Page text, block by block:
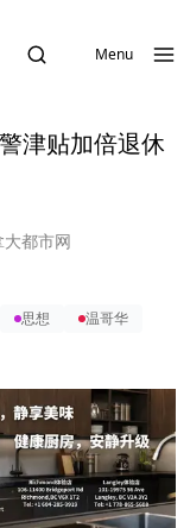
Menu
津贴加倍退休
大都市网
思想
温哥华